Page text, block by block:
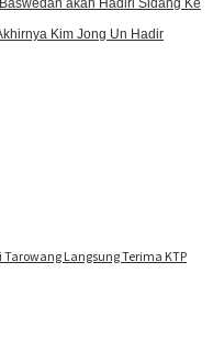
akan Hadiri Sidang Ke
Kim Jong Un Hadir
Langsung Terima KTP